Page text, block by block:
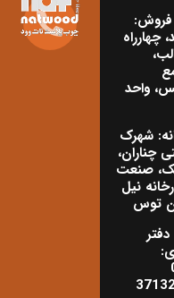
فروش:
چهارراه
واحد
شهرک
چناران،
صنعت
نیل
توس